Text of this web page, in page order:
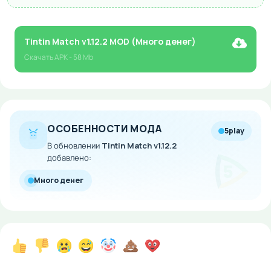
Tintin Match v1.12.2 MOD (Много денег)
СкачатьAPK- 58 Mb
ОСОБЕННОСТИ МОДА
В обновлении Tintin Match v1.12.2
добавлено:
5play
Много денег